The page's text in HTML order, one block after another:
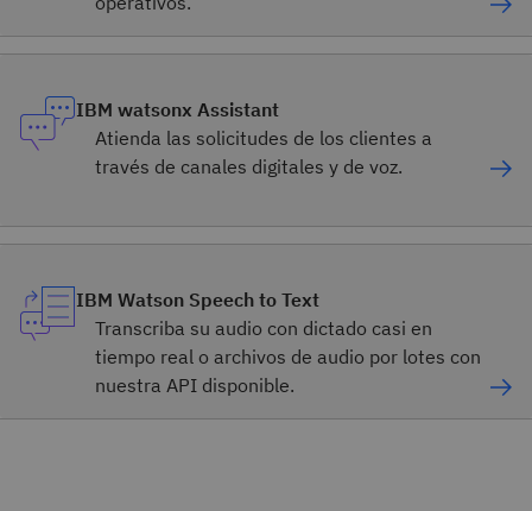
IBM watsonx Assistant
Atienda las solicitudes de los clientes a
través de canales digitales y de voz.
IBM Watson Speech to Text
Transcriba su audio con dictado casi en
tiempo real o archivos de audio por lotes con
nuestra API disponible.